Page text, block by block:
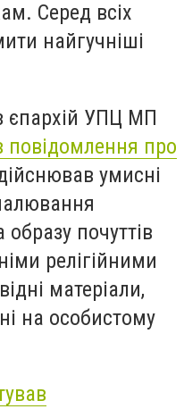
Серед всіх
найгучніші
єпархій УПЦ МП
повідомлення про
умисні
образу почуттів
релігійними
матеріали,
на особистому